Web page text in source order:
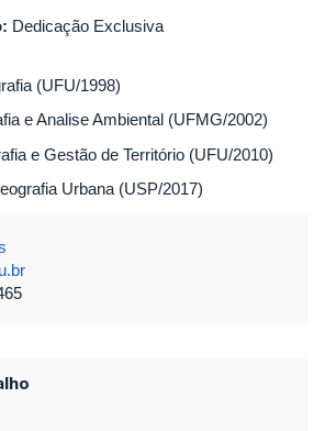
Dedicação Exclusiva
(UFU/1998)
e Analise Ambiental (UFMG/2002)
e Gestão de Território (UFU/2010)
Urbana (USP/2017)